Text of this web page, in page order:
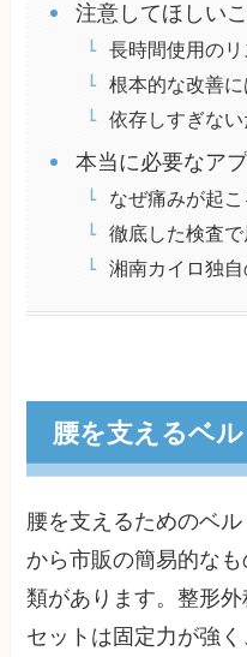
注意してほしい
長時間使用のリ
根本的な改善
依存しすぎない
本当に必要なア
なぜ痛みが起
徹底した検査
湘南カイロ独
腰を支えるベ
腰を支えるためのベ
から市販の簡易的な
類があります。整形
セットは固定力が強